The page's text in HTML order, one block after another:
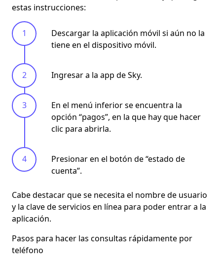
estas instrucciones:
Descargar la aplicación móvil si aún no la
tiene en el dispositivo móvil.
Ingresar a la app de Sky.
En el menú inferior se encuentra la
opción “pagos”, en la que hay que hacer
clic para abrirla.
Presionar en el botón de “estado de
cuenta”.
Cabe destacar que se necesita el nombre de usuario
y la clavede servicios en línea para poder entrar a la
aplicación.
Pasos para hacer las consultas rápidamente por
teléfono